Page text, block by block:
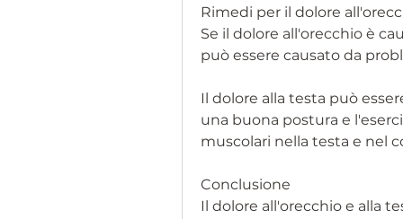
Rimedi per il dolore
Se il dolore all'orecchio è
può essere causato da
Il dolore alla testa può
una buona postura e
muscolari nella testa e nel
Conclusione
Il dolore all'orecchio e alla